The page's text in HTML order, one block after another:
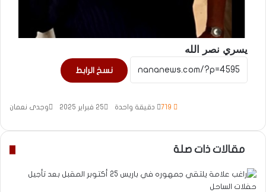
يسري نصر الله
نسخ الرابط
وجدى نعمان 25 فبراير 2025 دقيقة واحدة
مقالات ذات صلة